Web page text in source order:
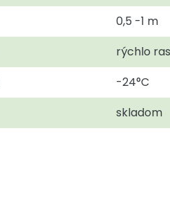
0,5 -1 m
rýchlo
-24°C
skladom